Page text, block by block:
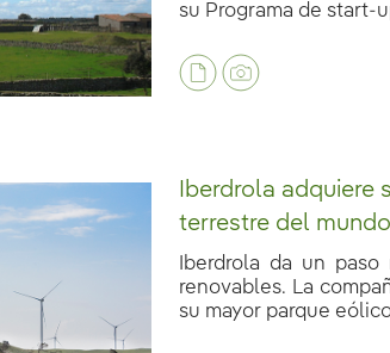
su Programa de start-
Iberdrola adquiere
terrestre del
Iberdrola da un paso
renovables. La
su mayor parque